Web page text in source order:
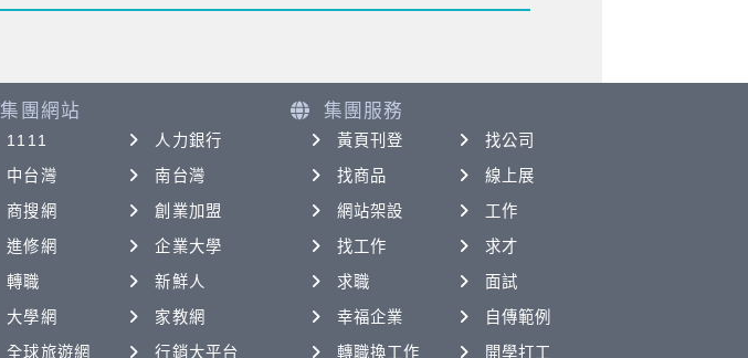
集團網站
1111
人力銀行
中台灣
南台灣
商搜網
創業加盟
進修網
企業大學
轉職
新鮮人
大學網
家教網
全球旅遊網
行銷大平台
集團服務
黃頁刊登
找公司
找商品
線上展
網站架設
工作
找工作
求才
求職
面試
幸福企業
自傳範例
轉職換工作
開學打工